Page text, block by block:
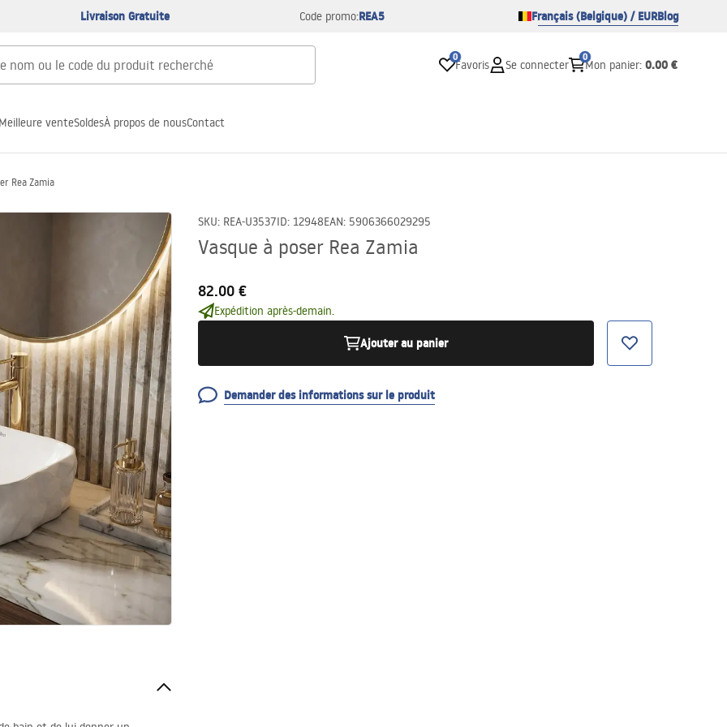
Livraison Gratuite Code promo:REA5 Français (Belgique) / EURBlog
0
Favoris Se connecter
0
Mon panier: 0.00 €
Meilleure venteSoldesÀ propos de nousContact
Rea Zamia
SKU: REA-U3537ID: 12948EAN: 5906366029295
Vasque à poser Rea Zamia
82.00 €
Expédition après-demain.
Ajouter au panier
Demander des informations sur le produit